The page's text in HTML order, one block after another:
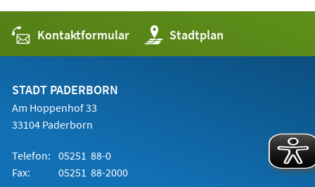
Kontaktformular Stadtplan
(Öffnet
in
einem
STADT PADERBORN
Am Hoppenhof 33
33104 Paderborn
Telefon: 05251 88-0
Fax:
05251 88-2000